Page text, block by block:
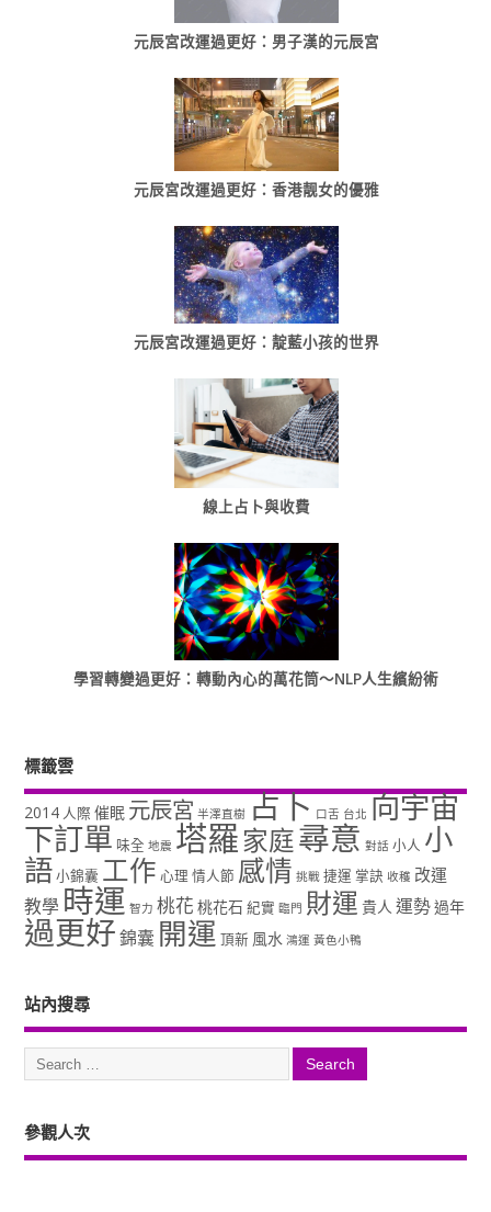
元辰宮改運過更好：男子漢的元辰宮
元辰宮改運過更好：香港靓女的優雅
元辰宮改運過更好：靛藍小孩的世界
線上占卜與收費
學習轉變過更好：轉動內心的萬花筒～NLP人生繽紛術
標籤雲
2014 人際 催眠 元辰宮 半澤直樹 占卜 口舌 台北 向宇宙
下訂單 味全 地震 塔羅家庭尋意 對話 小人 小
語小錦囊 工作 心理 情人節 感情 挑戰 捷運 掌訣 收穫 改運
教學 時運 智力 桃花 桃花石 紀實 臨門 財運 貴人 運勢過年
過更好錦囊 開運 頂新 風水 鴻運 黃色小鴨
站內搜尋
參觀人次